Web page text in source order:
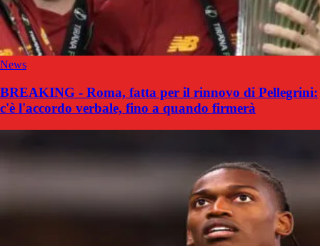
News
BREAKING - Roma, fatta per il rinnovo di Pellegrini:
c'è l'accordo verbale, fino a quando firmerà